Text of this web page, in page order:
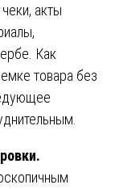
акты
Как
товара без